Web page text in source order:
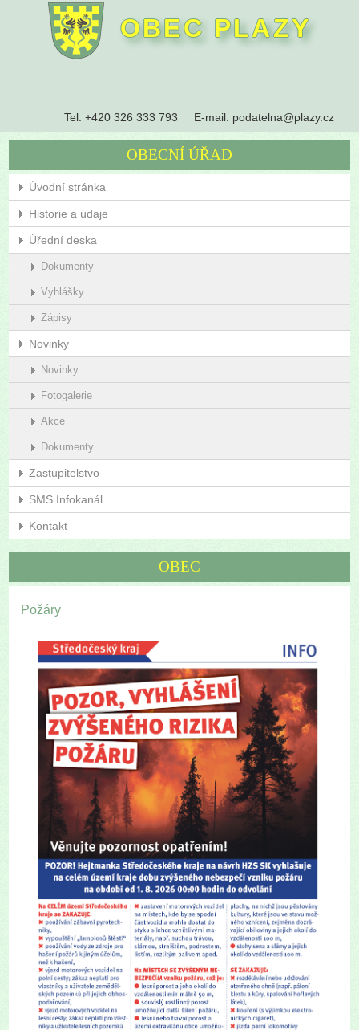
OBEC PLAZY
Tel: +420 326 333 793 E-mail: podatelna@plazy.cz
OBECNÍ ÚŘAD
Úvodní stránka
Historie a údaje
Úřední deska
Dokumenty
Vyhlášky
Zápisy
Novinky
Novinky
Fotogalerie
Akce
Dokumenty
Zastupitelstvo
SMS Infokanál
Kontakt
OBEC
Požáry